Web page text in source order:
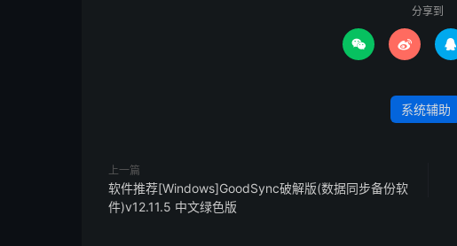
分享到
  
系统辅助
上一篇
软件推荐[Windows]GoodSync破解版(数据同步备份软
件)v12.11.5 中文绿色版